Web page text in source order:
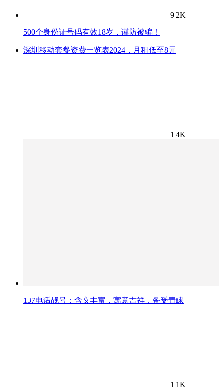
9.2K
500个身份证号码有效18岁，谨防被骗！
深圳移动套餐资费一览表2024，月租低至8元
1.4K
137电话靓号：含义丰富，寓意吉祥，备受青睐
1.1K